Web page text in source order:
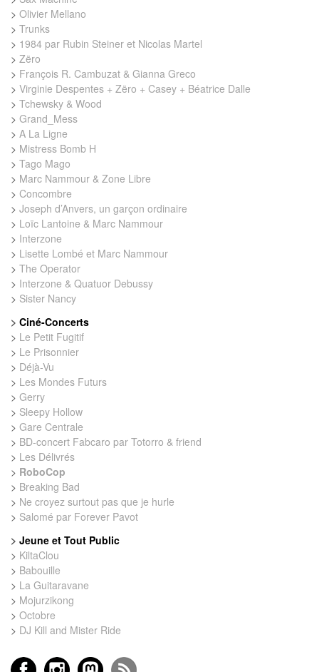
> Olivier Mellano
> Trunks
> 1984 par Rubin Steiner et Nicolas Martel
> Zëro
> François R. Cambuzat & Gianna Greco
> Virginie Despentes + Zëro + Casey + Béatrice Dalle
> Tchewsky & Wood
> Grand_Mess
> A La Ligne
> Mistress Bomb H
> Tago Mago
> Marc Nammour & Zone Libre
> Concombre
> Joseph d’Anvers, un garçon ordinaire
> Loïc Lantoine & Marc Nammour
> Interzone
> Lisette Lombé et Marc Nammour
> The Operator
> Interzone & Quatuor Debussy
> Sister Nancy
> Ciné-Concerts
> Le Petit Fugitif
> Le Prisonnier
> Déjà-Vu
> Les Mondes Futurs
> Gerry
> Sleepy Hollow
> Gare Centrale
> BD-concert Fabcaro par Totorro & friend
> Les Délivrés
> RoboCop
> Breaking Bad
> Ne croyez surtout pas que je hurle
> Salomé par Forever Pavot
> Jeune et Tout Public
> KiltaClou
> Babouille
> La Guitaravane
> Mojurzikong
> Octobre
> DJ Kill and Mister Ride